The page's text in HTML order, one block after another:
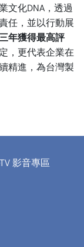
文化DNA，透過
任，並以行動展
年獲得最高評
，更代表企業在
精進，為台灣製
影音專區